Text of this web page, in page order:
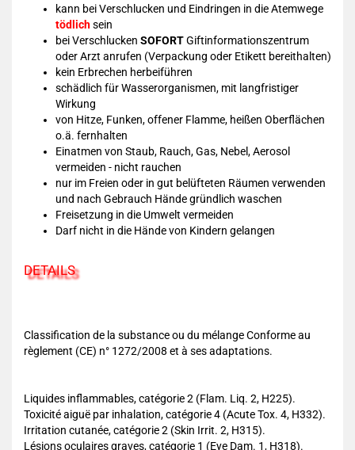
kann bei Verschlucken und Eindringen in die Atemwege
tödlichsein
bei Verschlucken SOFORTGiftinformationszentrum
oder Arzt anrufen (Verpackung oder Etikett bereithalten)
kein Erbrechen herbeiführen
schädlich für Wasserorganismen, mit langfristiger
Wirkung
von Hitze, Funken, offener Flamme, heißen Oberflächen
o.ä. fernhalten
Einatmen von Staub, Rauch, Gas, Nebel, Aerosol
vermeiden - nicht rauchen
nur im Freien oder in gut belüfteten Räumen verwenden
und nach Gebrauch Hände gründlich waschen
Freisetzung in die Umwelt vermeiden
Darf nicht in die Hände von Kindern gelangen
DETAILS
Classification de la substance ou du mélange Conforme au
règlement (CE) n° 1272/2008 et à ses adaptations.
Liquides inflammables, catégorie 2 (Flam. Liq. 2, H225).
Toxicité aiguë par inhalation, catégorie 4 (Acute Tox. 4, H332).
Irritation cutanée, catégorie 2 (Skin Irrit. 2, H315).
Lésions oculaires graves, catégorie 1 (Eye Dam. 1, H318).